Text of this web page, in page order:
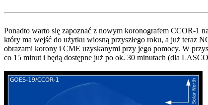
Ponadto warto się zapoznać z nowym koronografem CCOR-1
który ma wejść do użytku wiosną przyszłego roku, a już teraz
obrazami korony i CME uzyskanymi przy jego pomocy. W
co 15 minut i będą dostępne już po ok. 30 minutach (dla